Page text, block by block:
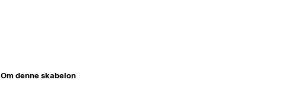
Om denne skabelon